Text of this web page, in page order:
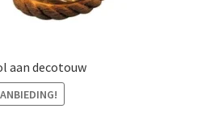
aan decotouw